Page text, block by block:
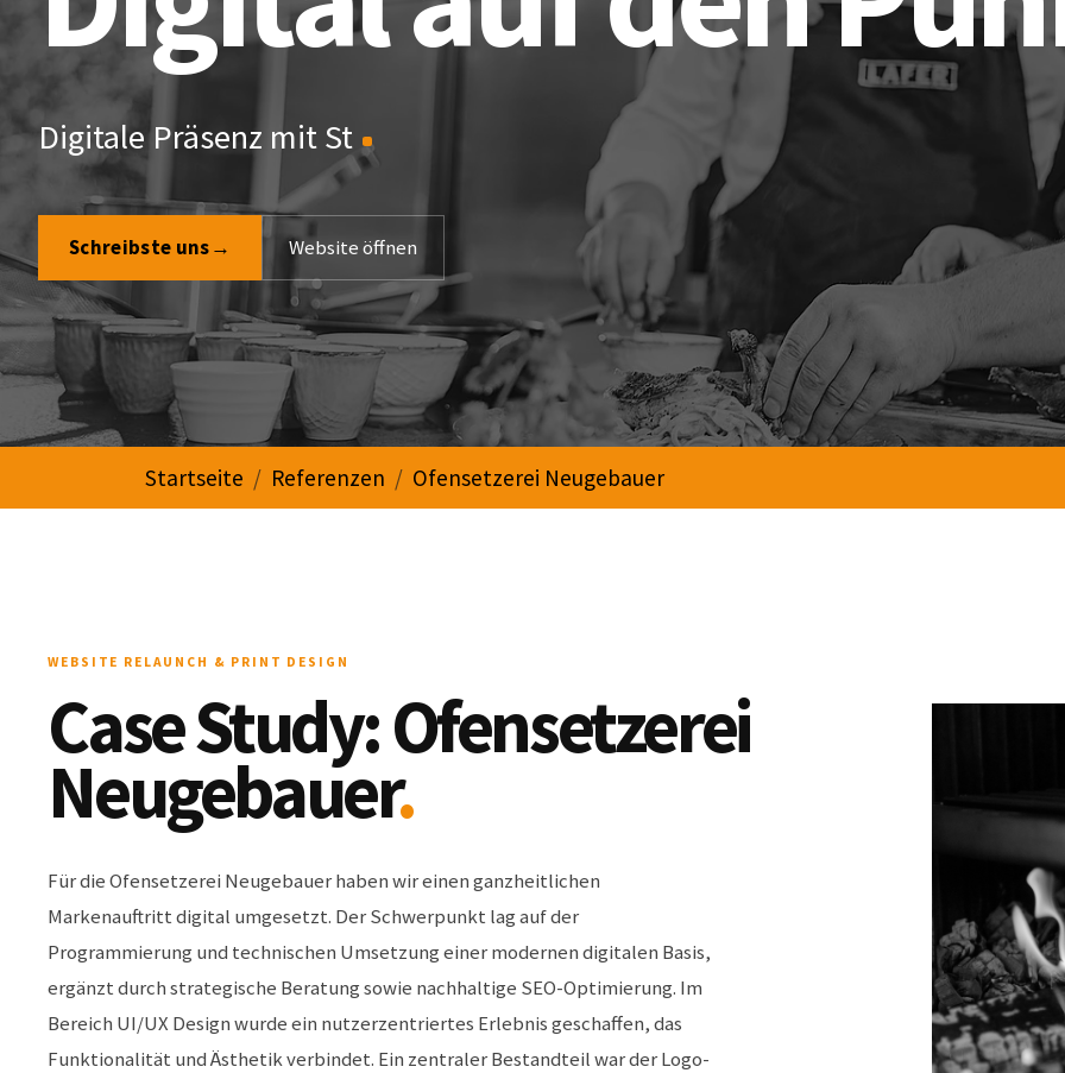
STEILSTARTER ist eine Werbeagentur im Münsterland. Wir machen TYPO3-Websites, SEO und Online-
Digitale Präsenz mit Strategie
Schreibste uns→ Website öffnen
You are here:
Startseite Referenzen Ofensetzerei Neugebauer
WEBSITE RELAUNCH & PRINT DESIGN
Case Study: Ofensetzerei
Neugebauer.
Für die Ofensetzerei Neugebauer haben wir einen ganzheitlichen
Markenauftritt digital umgesetzt. Der Schwerpunkt lag auf der
Programmierung und technischen Umsetzung einer modernen digitalen Basis,
ergänzt durch strategische Beratung sowie nachhaltige SEO-Optimierung. Im
Bereich UI/UX Design wurde ein nutzerzentriertes Erlebnis geschaffen, das
Funktionalität und Ästhetik verbindet. Ein zentraler Bestandteil war der Logo-